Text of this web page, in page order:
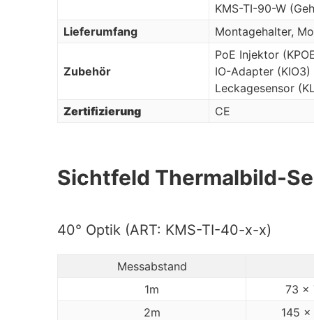
KMS-TI-90-W
Lieferumfang
Montagehalter,
Zubehör
PoE Injektor
IO-Adapter (KIO3)
Leckagesensor
Zertifizierung
CE
Sichtfeld Thermalbild-
40° Optik (ART: KMS-TI-40-x-x)
Messabstand
1m
73 x
2m
145 x